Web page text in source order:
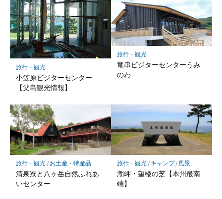
旅行・観光
小笠原ビジターセンター
【父島観光情報】
旅行・観光
竜串ビジターセンターうみ
のわ
旅行・観光/ お土産・特産品
清泉寮と八ヶ岳自然ふれあ
いセンター
旅行・観光/ キャンプ/ 風景
潮岬・望楼の芝【本州最南
端】